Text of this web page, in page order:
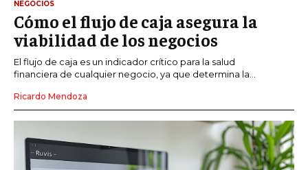
NEGOCIOS
Cómo el flujo de caja asegura la
viabilidad de los negocios
El flujo de caja es un indicador crítico para la salud
financiera de cualquier negocio, ya que determina la...
Ricardo Mendoza